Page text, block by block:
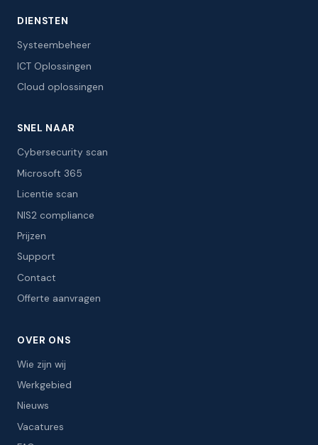
DIENSTEN
Systeembeheer
ICT Oplossingen
Cloud oplossingen
SNEL NAAR
Cybersecurity scan
Microsoft 365
Licentie scan
NIS2 compliance
Prijzen
Support
Contact
Offerte aanvragen
OVER ONS
Wie zijn wij
Werkgebied
Nieuws
Vacatures